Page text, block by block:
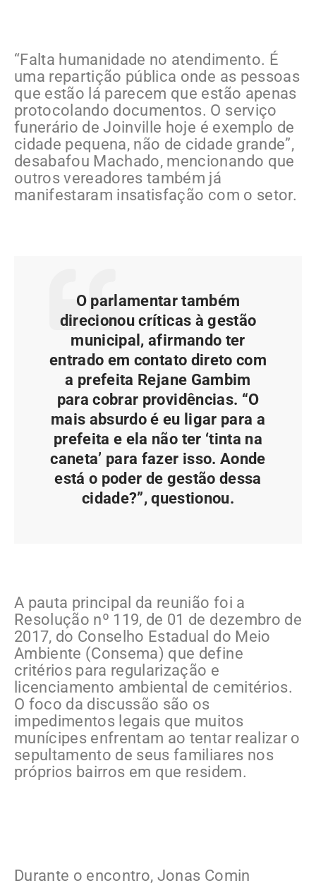
“Falta humanidade no atendimento. É
uma repartição pública onde as pessoas
que estão lá parecem que estão apenas
protocolando documentos. O serviço
funerário de Joinville hoje é exemplo de
cidade pequena, não de cidade grande”,
desabafou Machado, mencionando que
outros vereadores também já
manifestaram insatisfação com o setor.
O parlamentar também
direcionou críticas à gestão
municipal, afirmando ter
entrado em contato direto com
a prefeita Rejane Gambim
para cobrar providências. “O
mais absurdo é eu ligar para a
prefeita e ela não ter ‘tinta na
caneta’ para fazer isso. Aonde
está o poder de gestão dessa
cidade?”, questionou.
A pauta principal da reunião foi a
Resolução nº 119, de 01 de dezembro de
2017, do Conselho Estadual do Meio
Ambiente (Consema) que define
critérios para regularização e
licenciamento ambiental de cemitérios.
O foco da discussão são os
impedimentos legais que muitos
munícipes enfrentam ao tentar realizar o
sepultamento de seus familiares nos
próprios bairros em que residem.
Durante o encontro, Jonas Comin